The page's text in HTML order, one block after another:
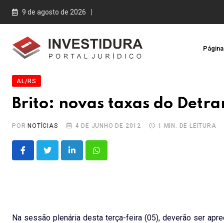
Skip
9 de agosto de 2026
AL/RS
Brito: novas taxas do
PORNOTÍCIAS 4 DE JUNHO DE 2012 1 MIN. DE LEITURA
LinkedInWhatsapp
Na sessão plenária desta terça-feira (05), deverão ser